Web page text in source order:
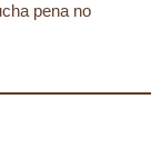
pena no